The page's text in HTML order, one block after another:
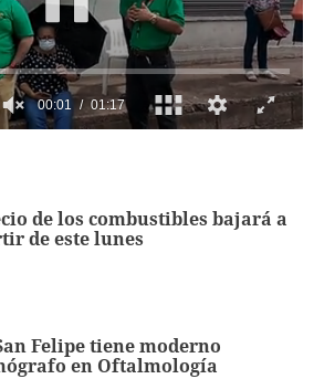
de los combustibles bajará a
de este lunes
Felipe tiene moderno
en Oftalmología